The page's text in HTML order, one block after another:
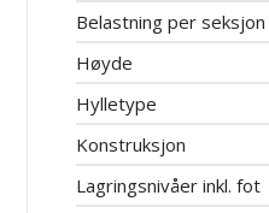
Belastning per seksjon
Høyde
Hylletype
Konstruksjon
Lagringsnivåer inkl. fot